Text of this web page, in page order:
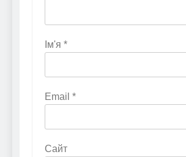
Ім'я *
Email *
Сайт